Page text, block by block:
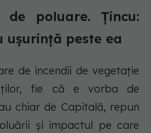
de poluare. Țincu:
ușurință peste ea
de incendii de vegetație
fie că e vorba de
chiar de Capitală, repun
și impactul pe care